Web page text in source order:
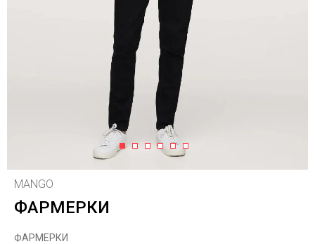
1 2 3 4 5 6
MANGO
ФАРМЕРКИ
ФАРМЕРКИ